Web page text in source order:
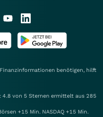
benötigen, hilft
von 5 Sternen ermittelt aus 285
+15 Min. NASDAQ +15 Min.